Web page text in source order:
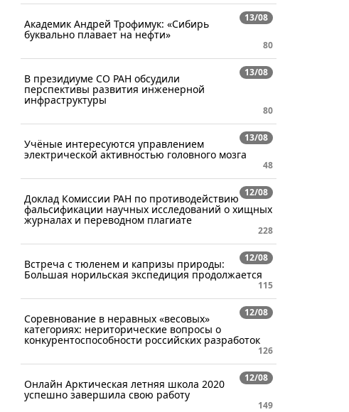
13/08
Академик Андрей Трофимук: «Сибирь
буквально плавает на нефти»
80
13/08
В президиуме СО РАН обсудили
перспективы развития инженерной
инфраструктуры
80
13/08
Учёные интересуются управлением
электрической активностью головного мозга
48
12/08
Доклад Комиссии РАН по противодействию
фальсификации научных исследований о хищных
журналах и переводном плагиате
228
12/08
Встреча с тюленем и капризы природы:
Большая норильская экспедиция продолжается
115
12/08
Соревнование в неравных «весовых»
категориях: нериторические вопросы о
конкурентоспособности российских разработок
126
12/08
Онлайн Арктическая летняя школа 2020
успешно завершила свою работу
149